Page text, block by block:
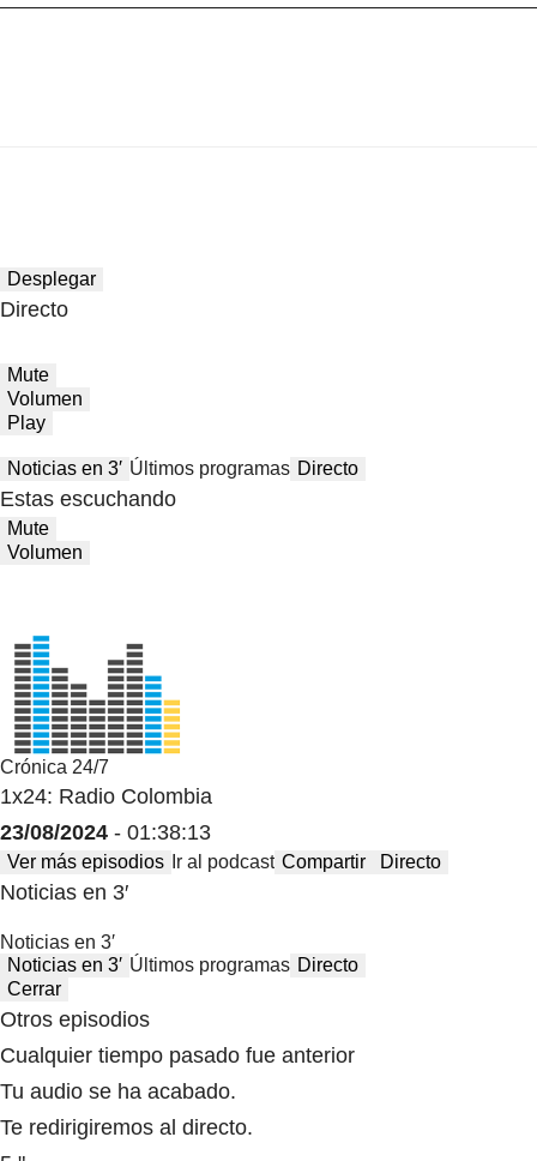
Desplegar
Directo
Mute
Volumen
Play
Noticias en 3′ Últimos programas Directo
Estas escuchando
Mute
Volumen
Crónica 24/7
1x24: Radio Colombia
23/08/2024 - 01:38:13
Ver más episodios Ir al podcast Compartir Directo
Noticias en 3′
Noticias en 3′
Noticias en 3′ Últimos programas Directo
Cerrar
Otros episodios
Cualquier tiempo pasado fue anterior
Tu audio se ha acabado.
Te redirigiremos al directo.